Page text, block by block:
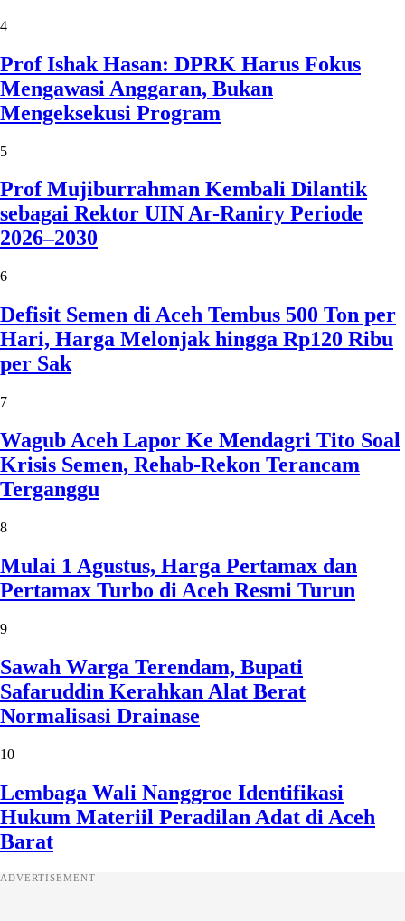
4
Prof Ishak Hasan: DPRK Harus Fokus
Mengawasi Anggaran, Bukan
Mengeksekusi Program
5
Prof Mujiburrahman Kembali Dilantik
sebagai Rektor UIN Ar-Raniry Periode
2026–2030
6
Defisit Semen di Aceh Tembus 500 Ton per
Hari, Harga Melonjak hingga Rp120 Ribu
per Sak
7
Wagub Aceh Lapor Ke Mendagri Tito Soal
Krisis Semen, Rehab-Rekon Terancam
Terganggu
8
Mulai 1 Agustus, Harga Pertamax dan
Pertamax Turbo di Aceh Resmi Turun
9
Sawah Warga Terendam, Bupati
Safaruddin Kerahkan Alat Berat
Normalisasi Drainase
10
Lembaga Wali Nanggroe Identifikasi
Hukum Materiil Peradilan Adat di Aceh
Barat
ADVERTISEMENT